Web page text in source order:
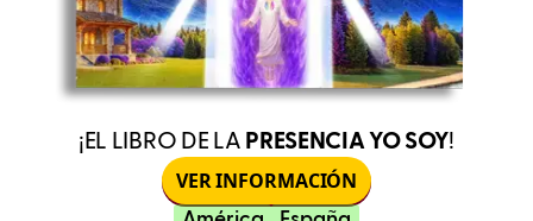
¡EL LIBRO DE LA PRESENCIA YO SOY!
VER INFORMACIÓN